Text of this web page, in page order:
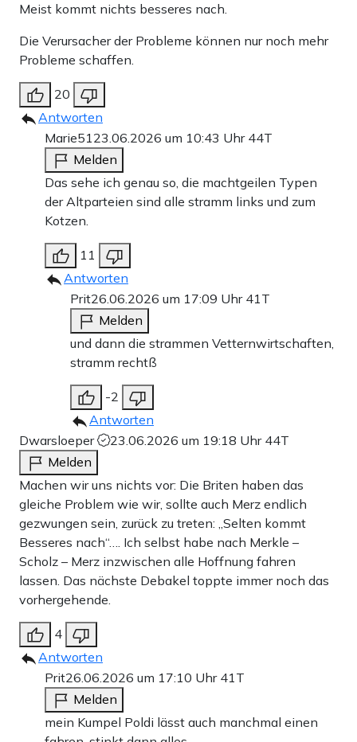
Meist kommt nichts besseres nach.
Die Verursacher der Probleme können nur noch mehr
Probleme schaffen.
20
Antworten
Marie5123.06.2026 um 10:43 Uhr 44T
Melden
Das sehe ich genau so, die machtgeilen Typen
der Altparteien sind alle stramm links und zum
Kotzen.
11
Antworten
Prit26.06.2026 um 17:09 Uhr 41T
Melden
und dann die strammen Vetternwirtschaften,
stramm rechtß
-2
Antworten
Dwarsloeper
23.06.2026 um 19:18 Uhr 44T
Melden
Machen wir uns nichts vor: Die Briten haben das
gleiche Problem wie wir, sollte auch Merz endlich
gezwungen sein, zurück zu treten: „Selten kommt
Besseres nach“…. Ich selbst habe nach Merkle –
Scholz – Merz inzwischen alle Hoffnung fahren
lassen. Das nächste Debakel toppte immer noch das
vorhergehende.
4
Antworten
Prit26.06.2026 um 17:10 Uhr 41T
Melden
mein Kumpel Poldi lässt auch manchmal einen